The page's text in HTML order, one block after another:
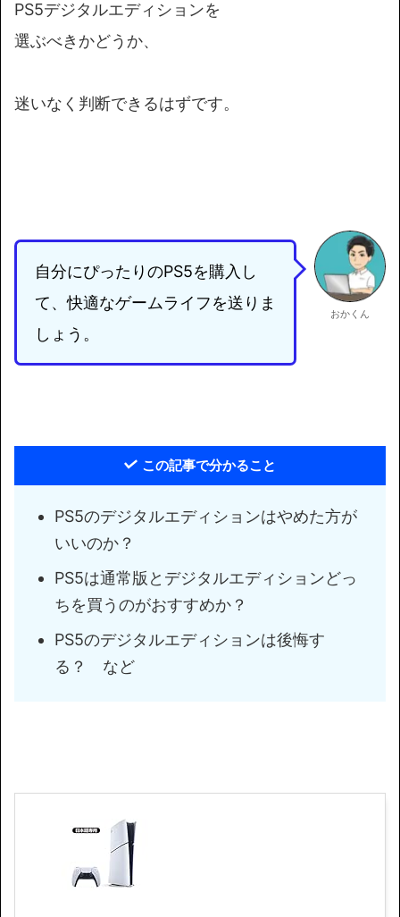
PS5デジタルエディションを
選ぶべきかどうか、
迷いなく判断できるはずです。
自分にぴったりのPS5を購入し
て、快適なゲームライフを送りま
しょう。
おかくん
この記事で分かること
PS5のデジタルエディションはやめた方が
いいのか？
PS5は通常版とデジタルエディションどっ
ちを買うのがおすすめか？
PS5のデジタルエディションは後悔す
る？ など